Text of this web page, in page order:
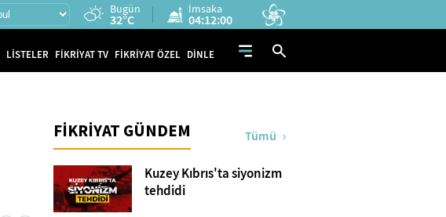
Bugün
32°C
İmsaka
04:11:59
LİSTELER FİKRİYAT TV FİKRİYAT ÖZEL DİNLE
FİKRİYAT GÜNDEM Tümü
Kuzey Kıbrıs'ta siyonizm
tehdidi